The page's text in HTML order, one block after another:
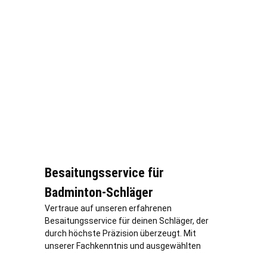
Besaitungsservice für
Badminton-Schläger
Vertraue auf unseren erfahrenen
Besaitungsservice für deinen Schläger, der
durch höchste Präzision überzeugt. Mit
unserer Fachkenntnis und ausgewählten